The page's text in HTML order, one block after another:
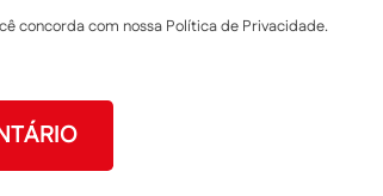
concorda com nossa Política de Privacidade.